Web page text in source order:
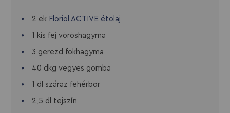
2 ek Floriol ACTIVE étolaj
1 kis fej vöröshagyma
3 gerezd fokhagyma
40 dkg vegyes gomba
1 dl száraz fehérbor
2,5 dl tejszín